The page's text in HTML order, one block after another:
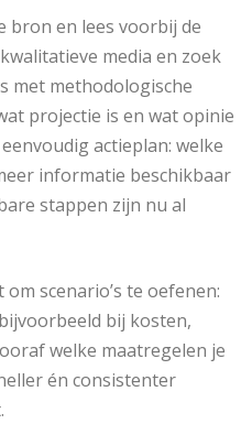
bron en lees voorbij de
media en zoek
met methodologische
projectie is en wat opinie
actieplan: welke
informatie beschikbaar
stappen zijn nu al
scenario’s te oefenen:
bij kosten,
welke maatregelen je
én consistenter